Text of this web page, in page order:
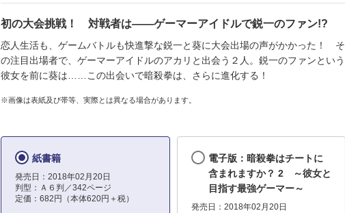
初の大会挑戦！ 対戦者は――ゲーマーアイドルで鋭一のファン!?
恋人生活も、ゲームバトルも快進撃な鋭一と葵に大会出場の声がかかった！ そ
の注目出場者で、ゲーマーアイドルのアカリと出会う２人。鋭一のファンという
彼女を前に葵は……この出会いで暗殺拳は、さらに進化する！
※画像は表紙及び帯等、実際とは異なる場合があります。
紙書籍
発売日：2018年02月20日
判型：Ａ６判／342ページ
定価：682円（本体620円＋税）
電子版：暗殺拳はチートに
含まれますか？ 2 ～彼女と
目指す最強ゲーマー～
発売日：2018年02月20日